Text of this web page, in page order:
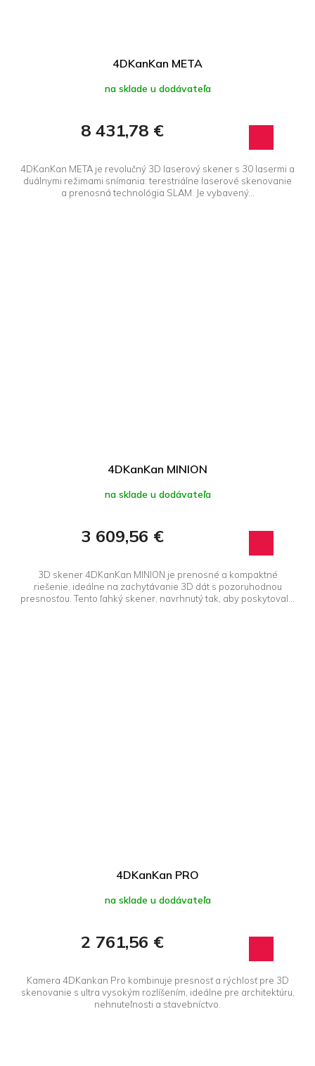
4DKanKan META
na sklade u dodávateľa
8 431,78 €
4DKanKan META je revolučný 3D laserový skener s 30 lasermi a
duálnymi režimami snímania: terestriálne laserové skenovanie
a prenosná technológia SLAM. Je vybavený...
4DKanKan MINION
na sklade u dodávateľa
3 609,56 €
3D skener 4DKanKan MINION je prenosné a kompaktné
riešenie, ideálne na zachytávanie 3D dát s pozoruhodnou
presnosťou. Tento ľahký skener, navrhnutý tak, aby poskytoval...
4DKanKan PRO
na sklade u dodávateľa
2 761,56 €
Kamera 4DKankan Pro kombinuje presnosť a rýchlosť pre 3D
skenovanie s ultra vysokým rozlíšením, ideálne pre architektúru,
nehnuteľnosti a stavebníctvo.